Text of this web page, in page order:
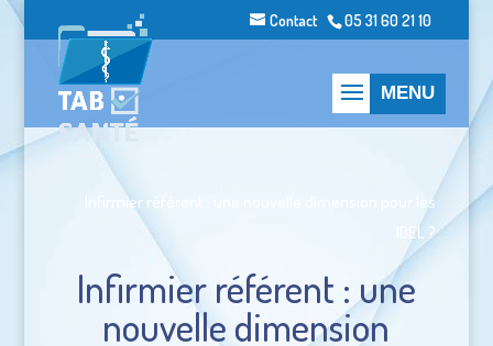
Contact 05 31 60 21 10
Infirmier référent : une nouvelle dimension pour les
IDEL ?
Infirmier référent : une
nouvelle dimension